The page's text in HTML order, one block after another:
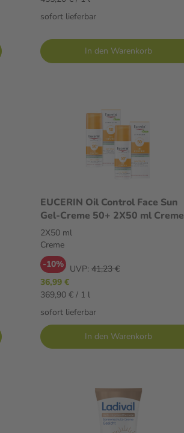
sofort lieferbar
In den Warenkorb
EUCERIN Oil Control Face Sun
Gel-Creme 50+ 2X50 ml Creme
2X50 ml
Creme
-10% UVP: 41,23 €
36,99 €
369,90 € / 1 l
sofort lieferbar
In den Warenkorb